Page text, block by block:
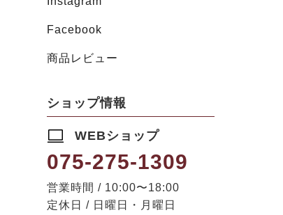
Facebook
商品レビュー
ショップ情報
WEBショップ
075-275-1309
営業時間 / 10:00〜18:00
定休日 / 日曜日・月曜日